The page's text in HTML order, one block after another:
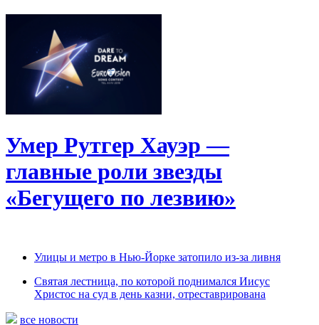
Умер Рутгер Хауэр —
главные роли звезды
«Бегущего по лезвию»
Улицы и метро в Нью-Йорке затопило из-за ливня
Святая лестница, по которой поднимался Иисус
Христос на суд в день казни, отреставрирована
все новости